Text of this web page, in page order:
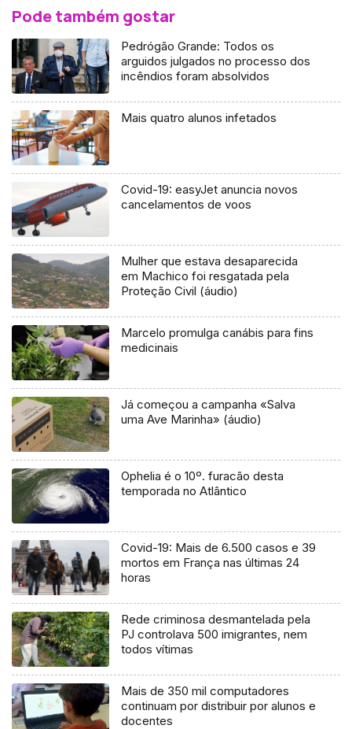
Pode também gostar
Pedrógão Grande: Todos os
arguidos julgados no processo dos
incêndios foram absolvidos
Mais quatro alunos infetados
Covid-19: easyJet anuncia novos
cancelamentos de voos
Mulher que estava desaparecida
em Machico foi resgatada pela
Proteção Civil (áudio)
Marcelo promulga canábis para fins
medicinais
Já começou a campanha «Salva
uma Ave Marinha» (áudio)
Ophelia é o 10º. furacão desta
temporada no Atlântico
Covid-19: Mais de 6.500 casos e 39
mortos em França nas últimas 24
horas
Rede criminosa desmantelada pela
PJ controlava 500 imigrantes, nem
todos vítimas
Mais de 350 mil computadores
continuam por distribuir por alunos e
docentes